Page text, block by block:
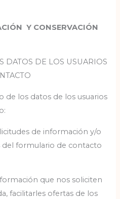
Y CONSERVACIÓN
DATOS DE LOS USUARIOS
de los datos de los usuarios
de información y/o
del formulario de contacto
que nos soliciten
facilitarles ofertas de los